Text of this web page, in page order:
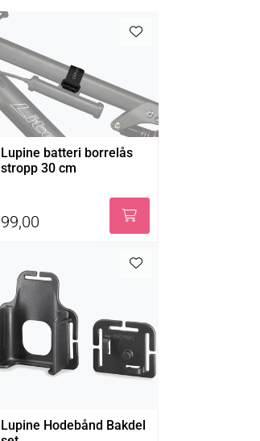
Lupine batteri borrelås
stropp 30 cm
99,00
Lupine Hodebånd Bakdel